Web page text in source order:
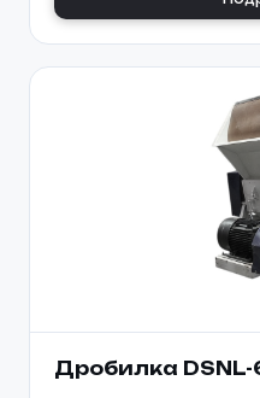
Дробилка DSNL-